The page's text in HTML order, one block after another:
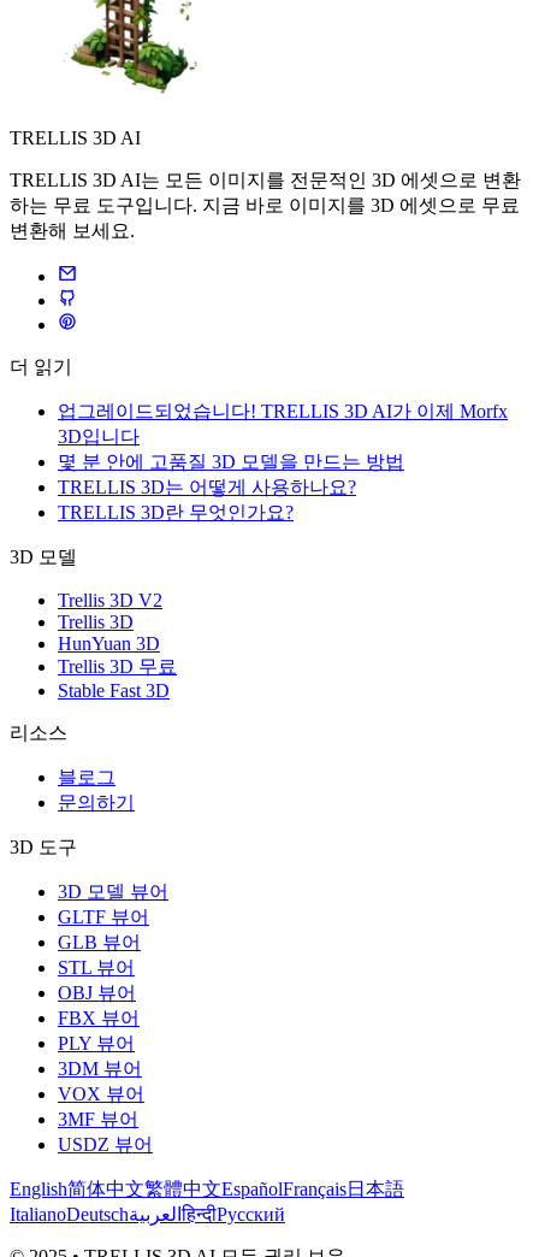
TRELLIS 3D AI
TRELLIS 3D AI는 모든 이미지를 전문적인 3D 에셋으로 변환
하는 무료 도구입니다. 지금 바로 이미지를 3D 에셋으로 무료
변환해 보세요.
더 읽기
업그레이드되었습니다! TRELLIS 3D AI가 이제 Morfx
3D입니다
몇 분 안에 고품질 3D 모델을 만드는 방법
TRELLIS 3D는 어떻게 사용하나요?
TRELLIS 3D란 무엇인가요?
3D 모델
Trellis 3D V2
Trellis 3D
HunYuan 3D
Trellis 3D 무료
Stable Fast 3D
리소스
블로그
문의하기
3D 도구
3D 모델 뷰어
GLTF 뷰어
GLB 뷰어
STL 뷰어
OBJ 뷰어
FBX 뷰어
PLY 뷰어
3DM 뷰어
VOX 뷰어
3MF 뷰어
USDZ 뷰어
English简体中文繁體中文EspañolFrançais日本語
ItalianoDeutschالعربيةहिन्दीРусский